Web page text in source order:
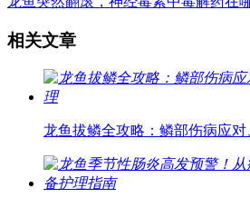
相关文章
龙鱼拔鳞全攻略：鳞部伤病应